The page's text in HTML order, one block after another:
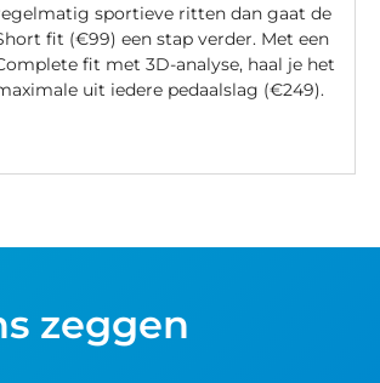
sportieve ritten dan gaat de
fit (€99) een stap verder. Met een
fit met 3D-analyse, haal je het
uit iedere pedaalslag (€249).
zeggen